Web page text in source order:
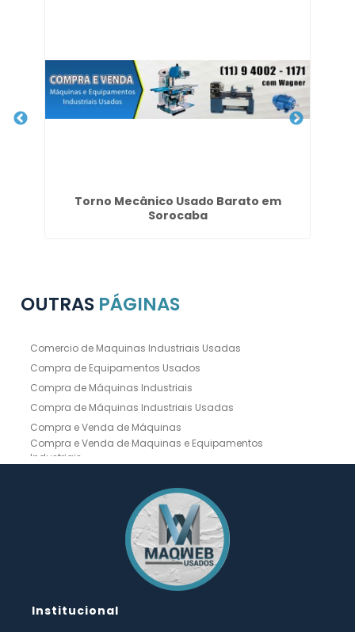
Torno Mecânico Usado Barato em
Sorocaba
OUTRAS PÁGINAS
Comercio de Maquinas Industriais Usadas
Compra de Equipamentos Usados
Compra de Máquinas Industriais
Compra de Máquinas Industriais Usadas
Compra e Venda de Máquinas
Compra e Venda de Maquinas e Equipamentos
Industriais
Compra e Venda de Máquinas Operatrizes
Dobradeira CNC Usada
Dobradeira de Chapa Hidráulica Usada
Dobradeira de Chapas
Dobradeira Hidráulica
Dobradeira Hidráulica Usada
Dobradeira Industrial
Empresa de Compra de Máquinas Industriais
Institucional